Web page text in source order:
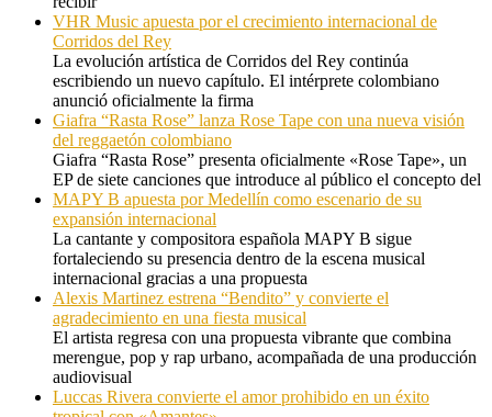
VHR Music apuesta por el crecimiento internacional de
Corridos del Rey
La evolución artística de Corridos del Rey continúa
escribiendo un nuevo capítulo. El intérprete colombiano
anunció oficialmente la firma
Giafra “Rasta Rose” lanza Rose Tape con una nueva visión
del reggaetón colombiano
Giafra “Rasta Rose” presenta oficialmente «Rose Tape», un
EP de siete canciones que introduce al público el concepto del
MAPY B apuesta por Medellín como escenario de su
expansión internacional
La cantante y compositora española MAPY B sigue
fortaleciendo su presencia dentro de la escena musical
internacional gracias a una propuesta
Alexis Martinez estrena “Bendito” y convierte el
agradecimiento en una fiesta musical
El artista regresa con una propuesta vibrante que combina
merengue, pop y rap urbano, acompañada de una producción
audiovisual
Luccas Rivera convierte el amor prohibido en un éxito